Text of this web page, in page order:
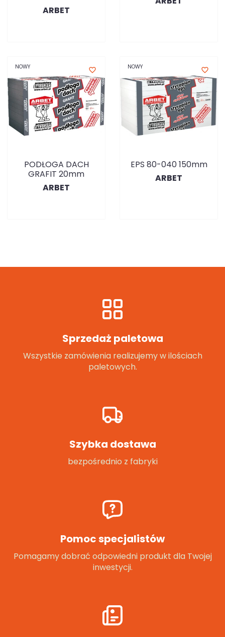
ARBET
NOWY favorite_border
PODŁOGA DACH
GRAFIT 20mm
ARBET
NOWY favorite_border
EPS 80-040 150mm
ARBET
Sprzedaż paletowa
Wszystkie zamówienia realizujemy w ilościach
paletowych.
Szybka dostawa
bezpośrednio z fabryki
Pomoc specjalistów
Pomagamy dobrać odpowiedni produkt dla Twojej
inwestycji.